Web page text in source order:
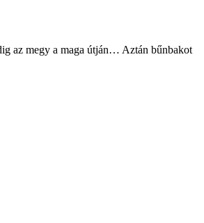
az megy a maga útján… Aztán bűnbakot